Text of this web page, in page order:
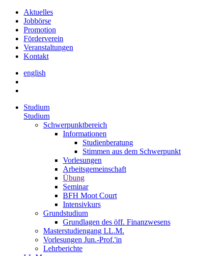
Aktuelles
Jobbörse
Promotion
Förderverein
Veranstaltungen
Kontakt
english
Studium
Studium
Schwerpunktbereich
Informationen
Studienberatung
Stimmen aus dem Schwerpunkt
Vorlesungen
Arbeitsgemeinschaft
Übung
Seminar
BFH Moot Court
Intensivkurs
Grundstudium
Grundlagen des öff. Finanzwesens
Masterstudiengang LL.M.
Vorlesungen Jun.-Prof.'in
Lehrberichte